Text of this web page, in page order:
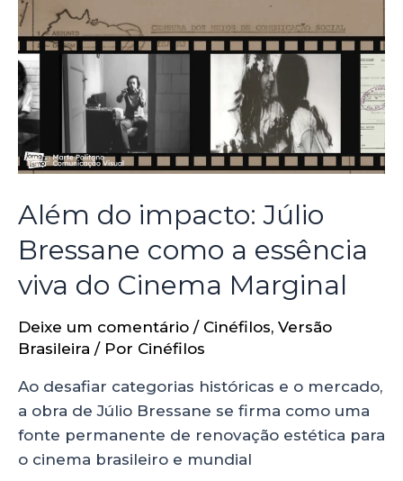
Além do impacto: Júlio
Bressane como a essência
viva do Cinema Marginal
Deixe um comentário / Cinéfilos, Versão
Brasileira / Por Cinéfilos
Ao desafiar categorias históricas e o mercado,
a obra de Júlio Bressane se firma como uma
fonte permanente de renovação estética para
o cinema brasileiro e mundial